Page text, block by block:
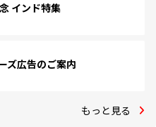
インド特集
ズ広告のご案内
もっと見る